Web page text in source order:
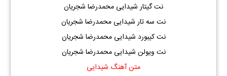
نت گیتار شیدایی محمدرضا شجریان
نت سه تار شیدایی محمدرضا شجریان
نت کیبورد شیدایی محمدرضا شجریان
نت ویولن شیدایی محمدرضا شجریان
متن آهنگ شیدایی